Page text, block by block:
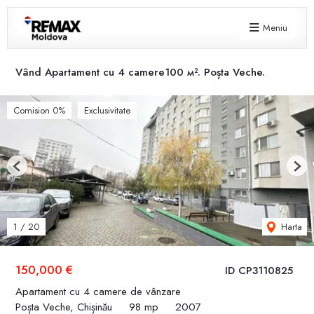
Meniu
Vând Apartament cu 4 camere100 м². Poșta Veche.
ID CP3110825
150,000 €
Apartament cu 4 camere de vânzare
Poșta Veche, Chișinău
98 mp 2007
Comision 0% Exclusivitate
1 / 20 Harta
Previous Next